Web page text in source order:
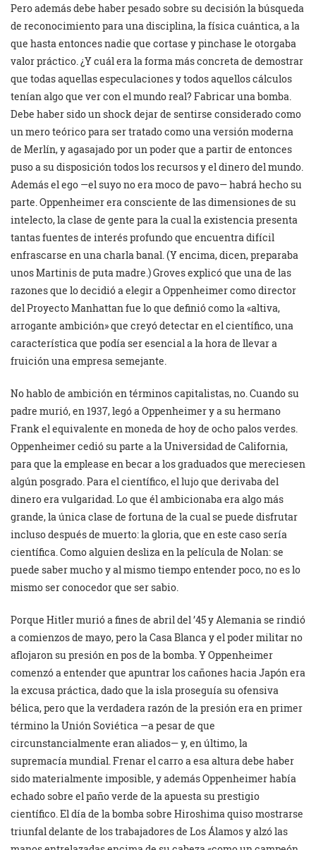
Pero además debe haber pesado sobre su decisión la búsqueda
de reconocimiento para una disciplina, la física cuántica, a la
que hasta entonces nadie que cortase y pinchase le otorgaba
valor práctico. ¿Y cuál era la forma más concreta de demostrar
que todas aquellas especulaciones y todos aquellos cálculos
tenían algo que ver con el mundo real? Fabricar una bomba.
Debe haber sido un shock dejar de sentirse considerado como
un mero teórico para ser tratado como una versión moderna
de Merlín, y agasajado por un poder que a partir de entonces
puso a su disposición todos los recursos y el dinero del mundo.
Además el ego —el suyo no era moco de pavo— habrá hecho su
parte. Oppenheimer era consciente de las dimensiones de su
intelecto, la clase de gente para la cual la existencia presenta
tantas fuentes de interés profundo que encuentra difícil
enfrascarse en una charla banal. (Y encima, dicen, preparaba
unos Martinis de puta madre.) Groves explicó que una de las
razones que lo decidió a elegir a Oppenheimer como director
del Proyecto Manhattan fue lo que definió como la «altiva,
arrogante ambición» que creyó detectar en el científico, una
característica que podía ser esencial a la hora de llevar a
fruición una empresa semejante.
No hablo de ambición en términos capitalistas, no. Cuando su
padre murió, en 1937, legó a Oppenheimer y a su hermano
Frank el equivalente en moneda de hoy de ocho palos verdes.
Oppenheimer cedió su parte a la Universidad de California,
para que la emplease en becar a los graduados que mereciesen
algún posgrado. Para el científico, el lujo que derivaba del
dinero era vulgaridad. Lo que él ambicionaba era algo más
grande, la única clase de fortuna de la cual se puede disfrutar
incluso después de muerto: la gloria, que en este caso sería
científica. Como alguien desliza en la película de Nolan: se
puede saber mucho y al mismo tiempo entender poco, no es lo
mismo ser conocedor que ser sabio.
Porque Hitler murió a fines de abril del ’45 y Alemania se rindió
a comienzos de mayo, pero la Casa Blanca y el poder militar no
aflojaron su presión en pos de la bomba. Y Oppenheimer
comenzó a entender que apuntrar los cañones hacia Japón era
la excusa práctica, dado que la isla proseguía su ofensiva
bélica, pero que la verdadera razón de la presión era en primer
término la Unión Soviética —a pesar de que
circunstancialmente eran aliados— y, en último, la
supremacía mundial. Frenar el carro a esa altura debe haber
sido materialmente imposible, y además Oppenheimer había
echado sobre el paño verde de la apuesta su prestigio
científico. El día de la bomba sobre Hiroshima quiso mostrarse
triunfal delante de los trabajadores de Los Álamos y alzó las